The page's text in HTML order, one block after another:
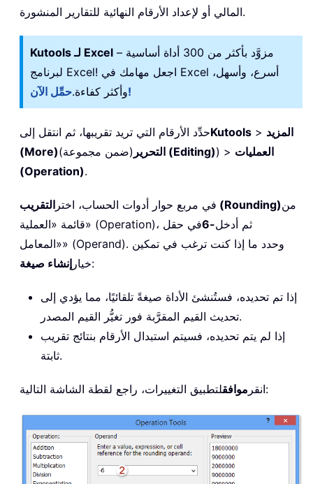
المالي أو لإعداد الأرقام النهائية للتقارير المنشورة.
Kutools لـ Excel – مزوَّد بأكثر من 300 أداة أساسية
لبرنامج Excel! اجعل مهامك في Excel أسرع، وأسهل،
وأكثر كفاءة.حمِّل الآن!
حدِّد الأرقام التي تريد تقريبها، ثم انتقل إلىKutools > المزيد
(More)
(ضمن مجموعة) التحرير (Editing)) > العمليات
(Operation).
في مربع حوار أدوات الحساب، اختر التقريب (Rounding)من
قائمة «العملية» (Operation)، ثم أدخل-6
في حقل
«المعامل» (Operand). وحدد ما إذا كنت ترغب في تمكين
خيار إنشاء صيغة :
إذا تم تحديده، فستُنشئ الأداة صيغةً تلقائيًا، مما يؤدي إلى
تحديث القيم المقرَّبة فور تغيُّر القيم المصدر.
إذا لم يتم تحديده، فسيتم استبدال الأرقام بنتائج تقريب
ثابتة.
انقر موافق لتطبيق التغييرات، راجع لقطة الشاشة التالية: